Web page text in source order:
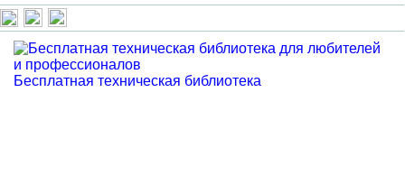
Бесплатная техническая библиотека